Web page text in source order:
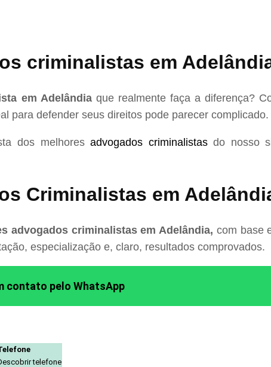
criminalistas em
em Adelândiaque realmente faça a diferença?
para defender seus direitos pode parecer complicado.
dos melhoresadvogados criminalistasdo nosso
Criminalistas em
advogados criminalistas em Adelândia, com base
especialização e, claro, resultados comprovados.
contato pelo WhatsApp
telefone